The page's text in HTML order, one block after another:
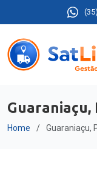
Guaraniaçu,
Home Guaraniaçu,